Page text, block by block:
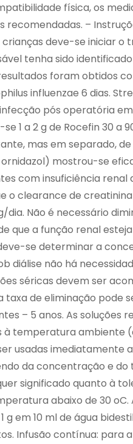
física, os
recomendadas. –
deve-se iniciar o
tenha sido
foram obtidos
influenzae 6 dias.
pós operatória
1 a 2 g de Rocefin 30 a
mas em separado,
mostrou-se
com insuficiência
o clearance de
dia. Não é necessário
que a função renal
se determinar a
diálise não há
séricas devem ser
taxa de eliminação pode
– 5 anos. As
temperatura ambiente
usadas
da concentração e
significado quanto à
abaixo de 30
g em 10 ml de água
Infusão contínua: para